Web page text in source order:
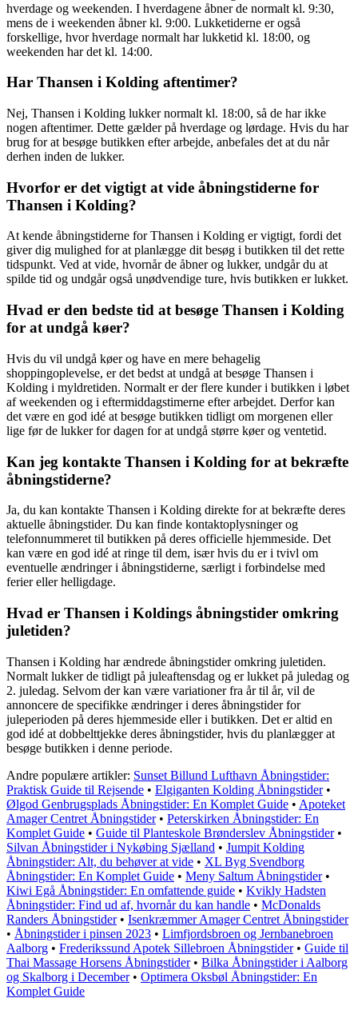
hverdage og weekenden. I hverdagene åbner de normalt kl. 9:30,
mens de i weekenden åbner kl. 9:00. Lukketiderne er også
forskellige, hvor hverdage normalt har lukketid kl. 18:00, og
weekenden har det kl. 14:00.
Har Thansen i Kolding aftentimer?
Nej, Thansen i Kolding lukker normalt kl. 18:00, så de har ikke
nogen aftentimer. Dette gælder på hverdage og lørdage. Hvis du har
brug for at besøge butikken efter arbejde, anbefales det at du når
derhen inden de lukker.
Hvorfor er det vigtigt at vide åbningstiderne for
Thansen i Kolding?
At kende åbningstiderne for Thansen i Kolding er vigtigt, fordi det
giver dig mulighed for at planlægge dit besøg i butikken til det rette
tidspunkt. Ved at vide, hvornår de åbner og lukker, undgår du at
spilde tid og undgår også unødvendige ture, hvis butikken er lukket.
Hvad er den bedste tid at besøge Thansen i Kolding
for at undgå køer?
Hvis du vil undgå køer og have en mere behagelig
shoppingoplevelse, er det bedst at undgå at besøge Thansen i
Kolding i myldretiden. Normalt er der flere kunder i butikken i løbet
af weekenden og i eftermiddagstimerne efter arbejdet. Derfor kan
det være en god idé at besøge butikken tidligt om morgenen eller
lige før de lukker for dagen for at undgå større køer og ventetid.
Kan jeg kontakte Thansen i Kolding for at bekræfte
åbningstiderne?
Ja, du kan kontakte Thansen i Kolding direkte for at bekræfte deres
aktuelle åbningstider. Du kan finde kontaktoplysninger og
telefonnummeret til butikken på deres officielle hjemmeside. Det
kan være en god idé at ringe til dem, især hvis du er i tvivl om
eventuelle ændringer i åbningstiderne, særligt i forbindelse med
ferier eller helligdage.
Hvad er Thansen i Koldings åbningstider omkring
juletiden?
Thansen i Kolding har ændrede åbningstider omkring juletiden.
Normalt lukker de tidligt på juleaftensdag og er lukket på juledag og
2. juledag. Selvom der kan være variationer fra år til år, vil de
annoncere de specifikke ændringer i deres åbningstider for
juleperioden på deres hjemmeside eller i butikken. Det er altid en
god idé at dobbelttjekke deres åbningstider, hvis du planlægger at
besøge butikken i denne periode.
Andre populære artikler: Sunset Billund Lufthavn Åbningstider:
Praktisk Guide til Rejsende • Elgiganten Kolding Åbningstider•
Ølgod Genbrugsplads Åbningstider: En Komplet Guide • Apoteket
Amager Centret Åbningstider• Peterskirken Åbningstider: En
Komplet Guide • Guide til Planteskole Brønderslev Åbningstider•
Silvan Åbningstider i Nykøbing Sjælland • Jumpit Kolding
Åbningstider: Alt, du behøver at vide • XL Byg Svendborg
Åbningstider: En Komplet Guide • Meny Saltum Åbningstider•
Kiwi Egå Åbningstider: En omfattende guide • Kvikly Hadsten
Åbningstider: Find ud af, hvornår du kan handle • McDonalds
Randers Åbningstider• Isenkræmmer Amager Centret Åbningstider
• Åbningstider i pinsen 2023 • Limfjordsbroen og Jernbanebroen
Aalborg • Frederikssund Apotek Sillebroen Åbningstider• Guide til
Thai Massage Horsens Åbningstider• Bilka Åbningstider i Aalborg
og Skalborg i December• Optimera Oksbøl Åbningstider: En
Komplet Guide